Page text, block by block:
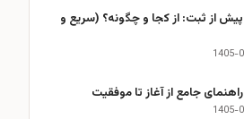
پیش از ثبت: از کجا و چگونه؟ (سریع و
جامع از آغاز تا موفقیت